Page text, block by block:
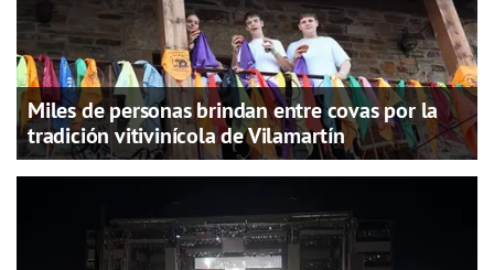
Miles de personas brindan entre covas por la
tradición vitivinícola de Vilamartín